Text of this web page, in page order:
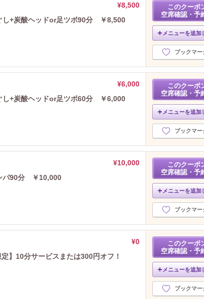
¥8,500
し+炭酸ヘッドor足ツボ90分 ￥8,500
このクーポ
空席確認・予
メニューを追加
ブックマー
¥6,000
し+炭酸ヘッドor足ツボ60分 ￥6,000
このクーポ
空席確認・予
メニューを追加
ブックマー
¥10,000
パ90分 ￥10,000
このクーポ
空席確認・予
メニューを追加
ブックマー
¥0
】10分サービスまたは300円オフ！
このクーポ
空席確認・予
メニューを追加
ブックマー